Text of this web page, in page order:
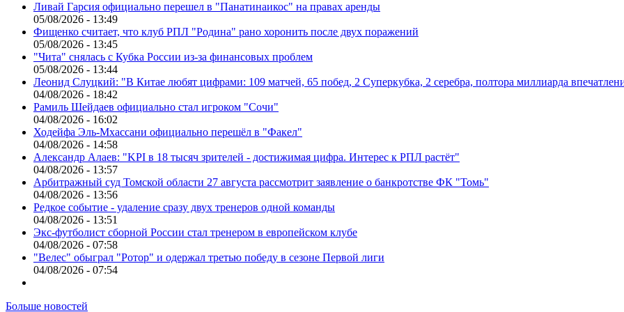
Ливай Гарсия официально перешел в "Панатинаикос" на правах аренды
05/08/2026 - 13:49
Фищенко считает, что клуб РПЛ "Родина" рано хоронить после двух поражений
05/08/2026 - 13:45
"Чита" снялась с Кубка России из-за финансовых проблем
05/08/2026 - 13:44
Леонид Слуцкий: "В Китае любят цифрами: 109 матчей, 65 побед, 2 Суперкубка, 2 серебра, полтора миллиарда
04/08/2026 - 18:42
Рамиль Шейдаев официально стал игроком "Сочи"
04/08/2026 - 16:02
Ходейфа Эль-Мхассани официально перешёл в "Факел"
04/08/2026 - 14:58
Александр Алаев: "KPI в 18 тысяч зрителей - достижимая цифра. Интерес к РПЛ растёт"
04/08/2026 - 13:57
Арбитражный суд Томской области 27 августа рассмотрит заявление о банкротстве ФК "Томь"
04/08/2026 - 13:56
Редкое событие - удаление сразу двух тренеров одной команды
04/08/2026 - 13:51
Экс-футболист сборной России стал тренером в европейском клубе
04/08/2026 - 07:58
"Велес" обыграл "Ротор" и одержал третью победу в сезоне Первой лиги
04/08/2026 - 07:54
Больше новостей